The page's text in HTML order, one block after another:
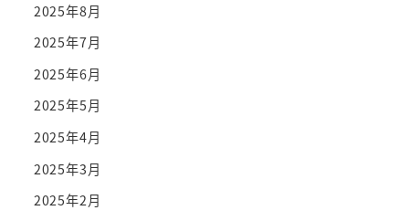
2025年8月
2025年7月
2025年6月
2025年5月
2025年4月
2025年3月
2025年2月